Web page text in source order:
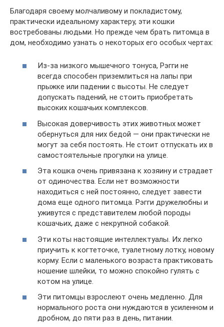
Благодаря своему молчаливому и покладистому,
практически идеальному характеру, эти кошки
востребованы людьми. Но прежде чем брать питомца в
дом, необходимо узнать о некоторых его особых чертах:
Из-за низкого мышечного тонуса, Рэгги не
всегда способен приземлиться на лапы при
прыжке или падении с высоты. Не следует
допускать падений, не стоить приобретать
высоких кошачьих комплексов.
Высокая доверчивость этих животных может
обернуться для них бедой — они практически не
могут за себя постоять. Не стоит отпускать их в
самостоятельные прогулки на улице.
Эта кошка очень привязана к хозяину и страдает
от одиночества. Если нет возможности
находиться с ней постоянно, следует завести
дома еще одного питомца. Рэгги дружелюбны и
уживутся с представителем любой породы
кошачьих, даже с некрупной собакой.
Эти коты настоящие интеллектуалы. Их легко
приучить к когтеточке, туалетному лотку, новому
корму. Если с маленького возраста практиковать
ношение шлейки, то можно спокойно гулять с
котом на улице.
Эти питомцы взрослеют очень медленно. Для
нормального роста они нуждаются в усиленном и
дробном, до пяти раз в день, питании.